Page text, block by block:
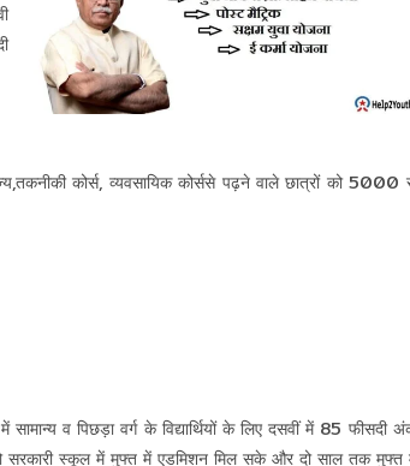
कोर्स, व्यवसायिक कोर्ससे पढ़ने वाले छात्रों को 5000
सामान्य व पिछड़ा वर्ग के विद्यार्थियों के लिए दसवीं में 85 फीसदी
सरकारी स्कूल में मुफ्त में एडमिशन मिल सके और दो साल तक मुफ्त